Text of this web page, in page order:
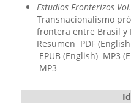
Estudios Fronterizos
Transnacionalismo
frontera entre Brasil y
Resumen PDF
EPUB (English) MP3
MP3